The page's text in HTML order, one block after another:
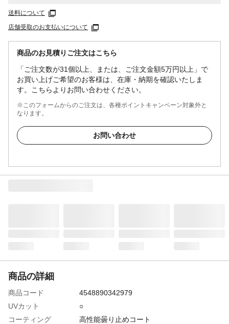
送料について
店舗受取のお支払いについて
商品のお見積りご注文はこちら
「ご注文数が31個以上、または、ご注文金額5万円以上」で
お買い上げご希望のお客様は、在庫・納期を確認いたしま
す。こちらよりお問い合わせください。
※このフォームからのご注文は、各種ポイントキャンペーン対象外と
なります。
お問い合わせ
商品の詳細
商品コード
4548890342979
UVカット
○
コーティング
高性能曇り止めコート